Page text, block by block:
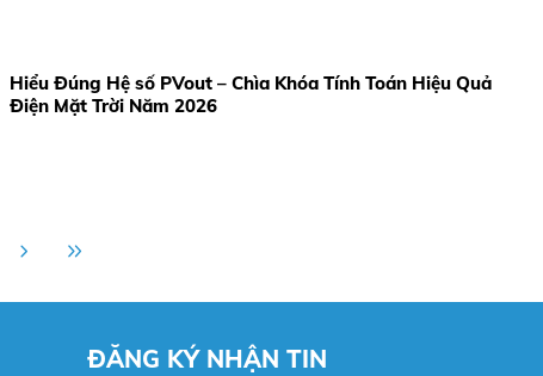
Hiểu Đúng Hệ số PVout – Chìa Khóa Tính Toán Hiệu Quả
Điện Mặt Trời Năm 2026
ĐĂNG KÝ NHẬN TIN